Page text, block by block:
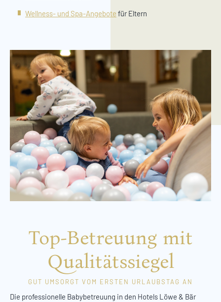
Wellness- und Spa-Angebote für Eltern
Top-Betreuung mit
Qualitätssiegel
GUT UMSORGT VOM ERSTEN URLAUBSTAG AN
Die professionelle Babybetreuung in den Hotels Löwe & Bär